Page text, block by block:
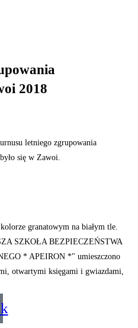
2018
letniego zgrupowania
się w Zawoi.